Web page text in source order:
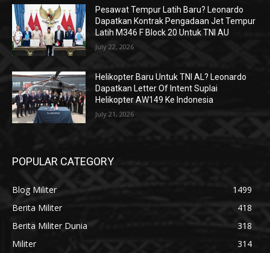
Pesawat Tempur Latih Baru? Leonardo
Dapatkan Kontrak Pengadaan Jet Tempur
Latih M346 F Block 20 Untuk TNI AU
July 22, 2026
Helikopter Baru Untuk TNI AL? Leonardo
Dapatkan Letter Of Intent Suplai
Helikopter AW149 Ke Indonesia
July 21, 2026
POPULAR CATEGORY
Blog Militer
1499
Berita Militer
418
Berita Militer Dunia
318
Militer
314